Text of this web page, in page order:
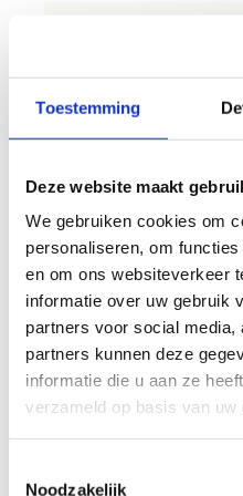
Toestemming
Deze website maakt
We gebruiken cookies om
personaliseren, om
en om ons websiteverkeer
informatie over uw gebruik
partners voor social
partners kunnen deze
informatie die u aan ze
verzameld op basis van
Noodzakelijk
Naast hun reguliere
sportactiviteiten
zorgen, gedurende
worden ze
lesgevers. In afspraak
school ook zelf de
begeleiden.
Een dag zou er dan
08.00 uur: ontbijt
12.00 uur: lunch
Even geen
Hieronder wat
sportieve activiteit:
Op ons domein:
Ons centrum is
en
theorieles,
klasactiviteit.
In het
of grote pauze.
Unieke
in